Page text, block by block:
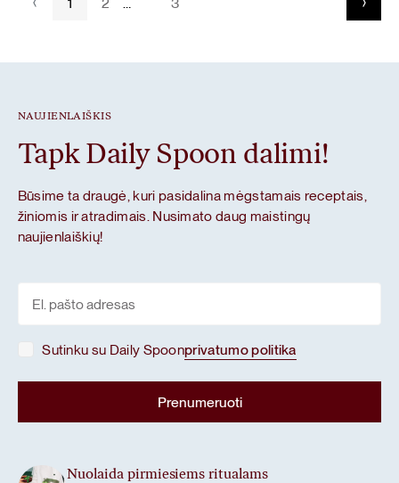
NAUJIENLAIŠKIS
Tapk Daily Spoon dalimi!
Būsime ta draugė, kuri pasidalina mėgstamais receptais,
žiniomis ir atradimais. Nusimato daug maistingų
naujienlaiškių!
Sutinku su Daily Spoonprivatumo politika
Nuolaida pirmiesiems ritualams